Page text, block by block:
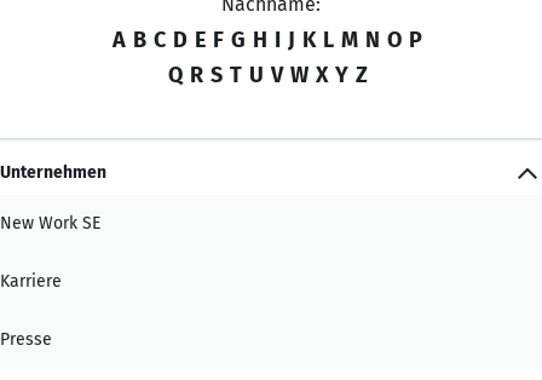
A B C D E F G H I J K L M N O P
Q R S T U V W X Y Z
Unternehmen
New Work SE
Karriere
Presse